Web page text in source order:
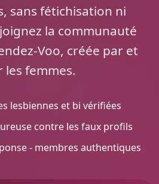
sans fétichisation ni
la communauté
Voo, créée par et
les femmes.
lesbiennes et bi vérifiées
contre les faux profils
- membres authentiques